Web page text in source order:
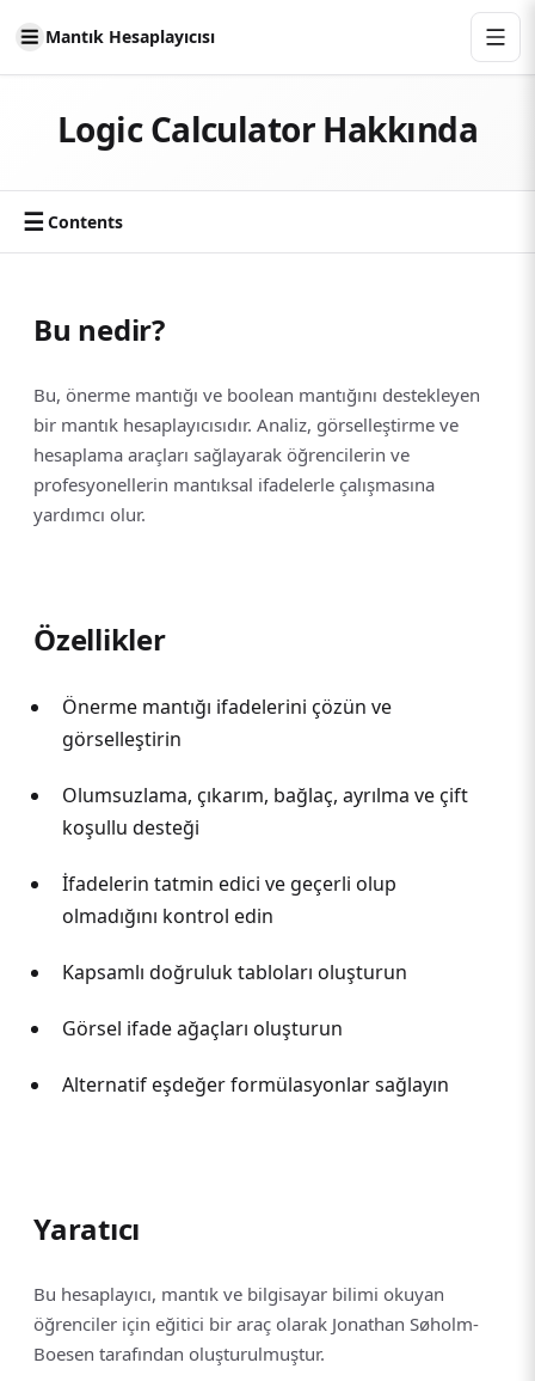
Mantık Hesaplayıcısı
Logic Calculator Hakkında
☰ Contents
Bu nedir?
Bu, önerme mantığı ve boolean mantığını destekleyen
bir mantık hesaplayıcısıdır. Analiz, görselleştirme ve
hesaplama araçları sağlayarak öğrencilerin ve
profesyonellerin mantıksal ifadelerle çalışmasına
yardımcı olur.
Özellikler
Önerme mantığı ifadelerini çözün ve
görselleştirin
Olumsuzlama, çıkarım, bağlaç, ayrılma ve çift
koşullu desteği
İfadelerin tatmin edici ve geçerli olup
olmadığını kontrol edin
Kapsamlı doğruluk tabloları oluşturun
Görsel ifade ağaçları oluşturun
Alternatif eşdeğer formülasyonlar sağlayın
Yaratıcı
Bu hesaplayıcı, mantık ve bilgisayar bilimi okuyan
öğrenciler için eğitici bir araç olarak Jonathan Søholm-
Boesen tarafından oluşturulmuştur.